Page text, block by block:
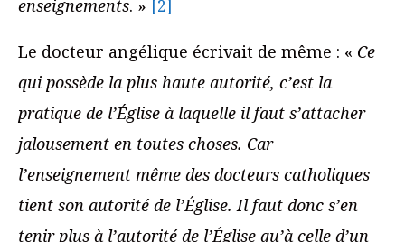
enseignements. » [2]
Le docteur angélique écrivait de même : « Ce
qui possède la plus haute autorité, c’est la
pratique de l’Église à laquelle il faut s’attacher
jalousement en toutes choses. Car
l’enseignement même des docteurs catholiques
tient son autorité de l’Église. Il faut donc s’en
tenir plus à l’autorité de l’Église qu’à celle d’un